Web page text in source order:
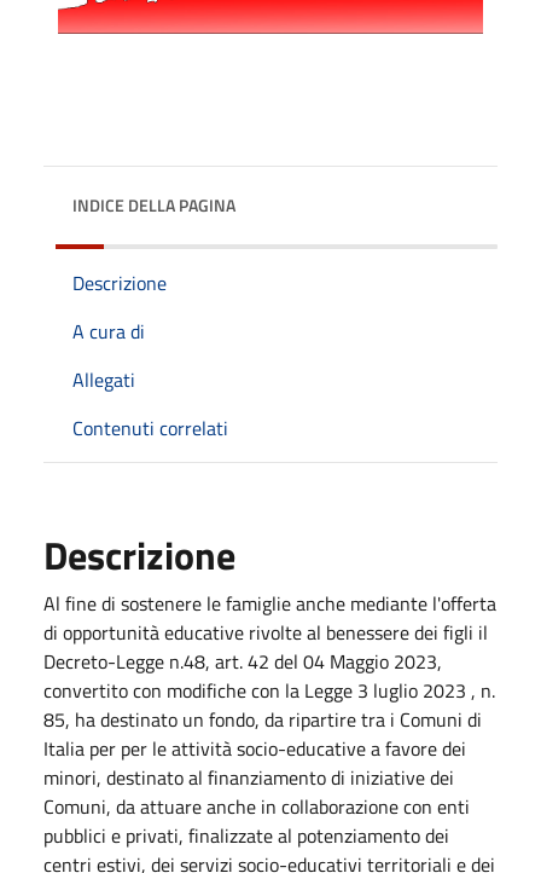
INDICE DELLA PAGINA
Descrizione
A cura di
Allegati
Contenuti correlati
Descrizione
Al fine di sostenere le famiglie anche mediante l'offerta
di opportunità educative rivolte al benessere dei figli il
Decreto-Legge n.48, art. 42 del 04 Maggio 2023,
convertito con modifiche con la Legge 3 luglio 2023 , n.
85, ha destinato un fondo, da ripartire tra i Comuni di
Italia per per le attività socio-educative a favore dei
minori, destinato al finanziamento di iniziative dei
Comuni, da attuare anche in collaborazione con enti
pubblici e privati, finalizzate al potenziamento dei
centri estivi, dei servizi socio-educativi territoriali e dei